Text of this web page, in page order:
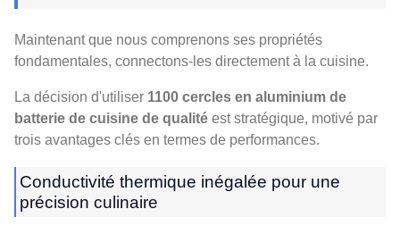
Maintenant que nous comprenons ses propriétés
fondamentales, connectons-les directement à la cuisine.
La décision d'utiliser 1100 cercles en aluminium de
batterie de cuisine de qualité est stratégique, motivé par
trois avantages clés en termes de performances.
Conductivité thermique inégalée pour une
précision culinaire